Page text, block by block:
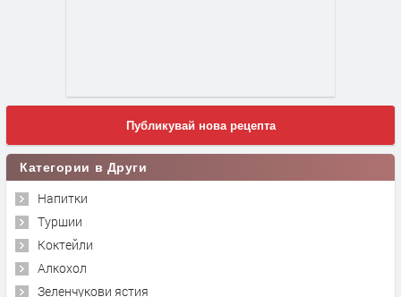
Публикувай нова рецепта
Категории в Други
Напитки
Туршии
Коктейли
Алкохол
Зеленчукови ястия